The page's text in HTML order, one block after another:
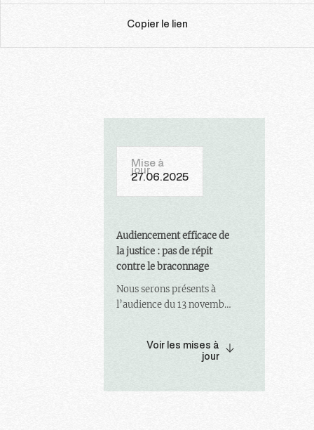
Copier le lien
Mise à
jour
27.06.2025
Audiencement efficace de
la justice : pas de répit
contre le braconnage
Nous serons présents à
l’audience du 13 novembre
Voir les mises à
jour